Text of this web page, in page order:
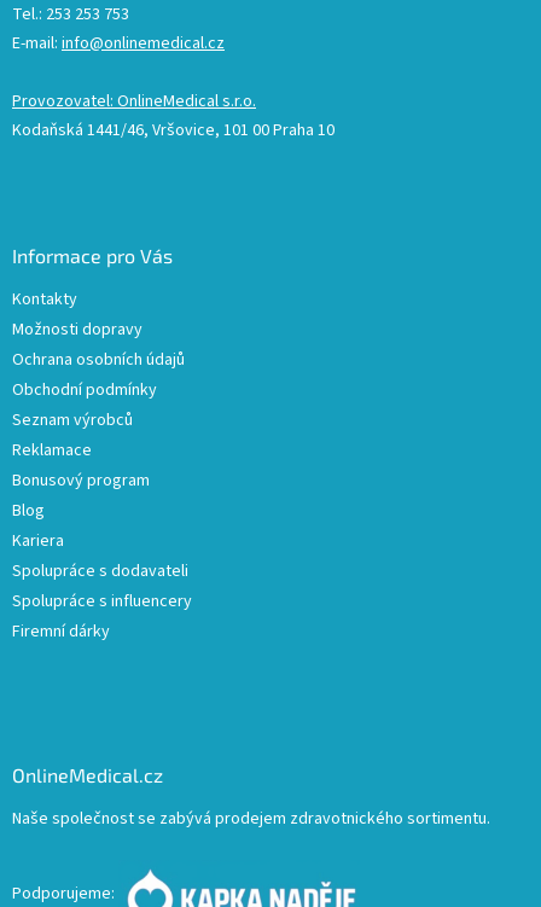
Tel.: 253 253 753
E-mail: info@onlinemedical.cz
Provozovatel: OnlineMedical s.r.o.
Kodaňská 1441/46, Vršovice, 101 00 Praha 10
Informace pro Vás
Kontakty
Možnosti dopravy
Ochrana osobních údajů
Obchodní podmínky
Seznam výrobců
Reklamace
Bonusový program
Blog
Kariera
Spolupráce s dodavateli
Spolupráce s influencery
Firemní dárky
OnlineMedical.cz
Naše společnost se zabývá prodejem zdravotnického sortimentu.
Podporujeme: